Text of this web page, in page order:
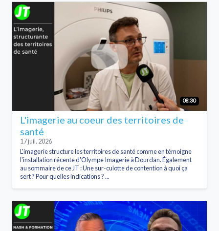
08:30
L'imagerie au coeur des territoires de
santé
17 juil. 2026
L'imagerie structure les territoires de santé comme en témoigne
l'installation récente d'Olympe Imagerie à Dourdan. Également
au sommaire de ce JT : Une sur-culotte de contention à quoi ça
sert ? Pour quelles indications ? ...